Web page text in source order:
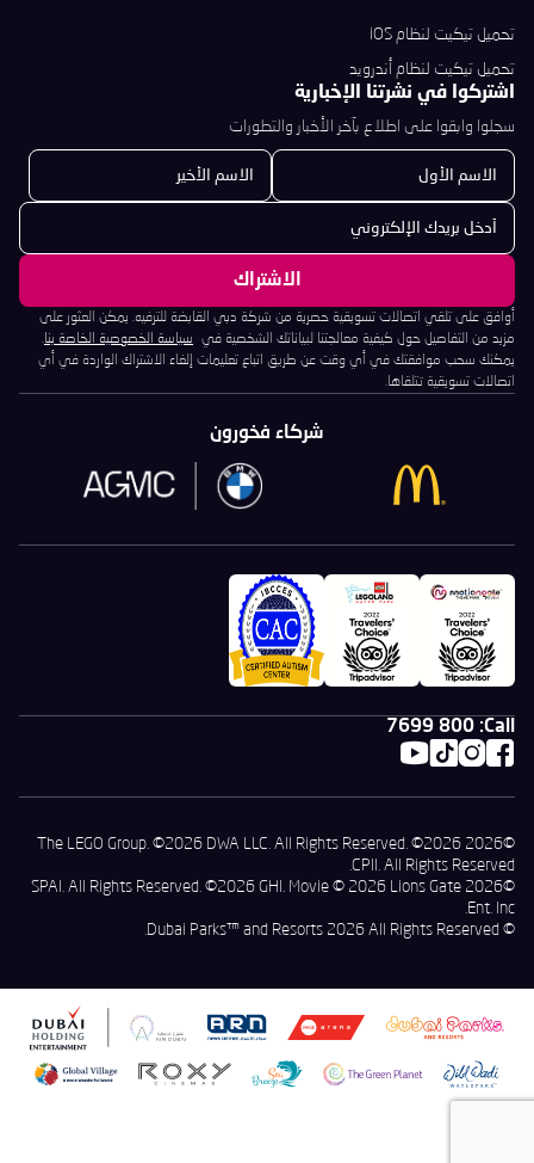
اشتركوا في نشرتنا الإخبارية
سجلوا وابقوا على اطلاع بآخر الأخبار والتطورات
أوافق على تلقي اتصالات تسويقية حصرية من شركة دبي القابضة للترفيه. يمكن العثور على
مزيد من التفاصيل حول كيفية معالجتنا لبياناتك الشخصية في
سياسة الخصوصية الخاصة بنا.
يمكنك سحب موافقتك في أي وقت عن طريق اتباع تعليمات إلغاء الاشتراك الواردة في أي
اتصالات تسويقية تتلقاها.
تحميل تيكيت لنظام iOS
تحميل تيكيت لنظام أندرويد
Call:
800 7699
شركاء فخورون
©2026 The LEGO Group. ©2026 DWA LLC. All Rights Reserved. ©2026
CPII. All Rights Reserved.
©2026 SPAI. All Rights Reserved. ©2026 GHI. Movie © 2026 Lions Gate
Ent. Inc.
© Dubai Parks™ and Resorts 2026 All Rights Reserved.